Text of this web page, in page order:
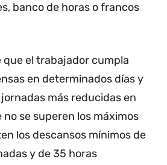
banco de horas o francos
que el trabajador cumpla
en determinados días y
más reducidas en
se superen los máximos
los descansos mínimos de
y de 35 horas